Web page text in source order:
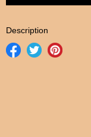
Description